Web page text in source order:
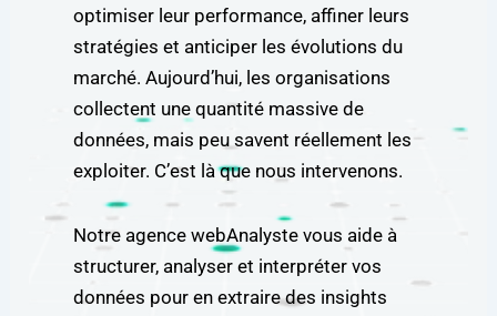
optimiser leur performance, affiner leurs
stratégies et anticiper les évolutions du
marché. Aujourd’hui, les organisations
collectent une quantité massive de
données, mais peu savent réellement les
exploiter. C’est là que nous intervenons.
Notre agence webAnalyste vous aide à
structurer, analyser et interpréter vos
données pour en extraire des insights